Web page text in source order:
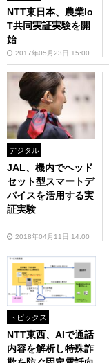
NTT東日本、農業Io
T共同実証実験を開
始
2017年05月23日 15:00
デジタル
JAL、機内でヘッド
セット型スマートデ
バイスを活用する実
証実験
2018年04月11日 14:00
トピックス
NTT東西、AIで通話
内容を解析し特殊詐